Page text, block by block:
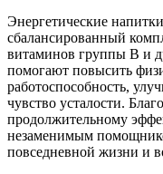
Энергетические
сбалансированный
витаминов группы B и
помогают повысить
работоспособность,
чувство усталости.
продолжительному
незаменимым
повседневной жизни и